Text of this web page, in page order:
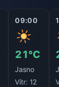
09:00
21°C
Jasno
Vítr:12